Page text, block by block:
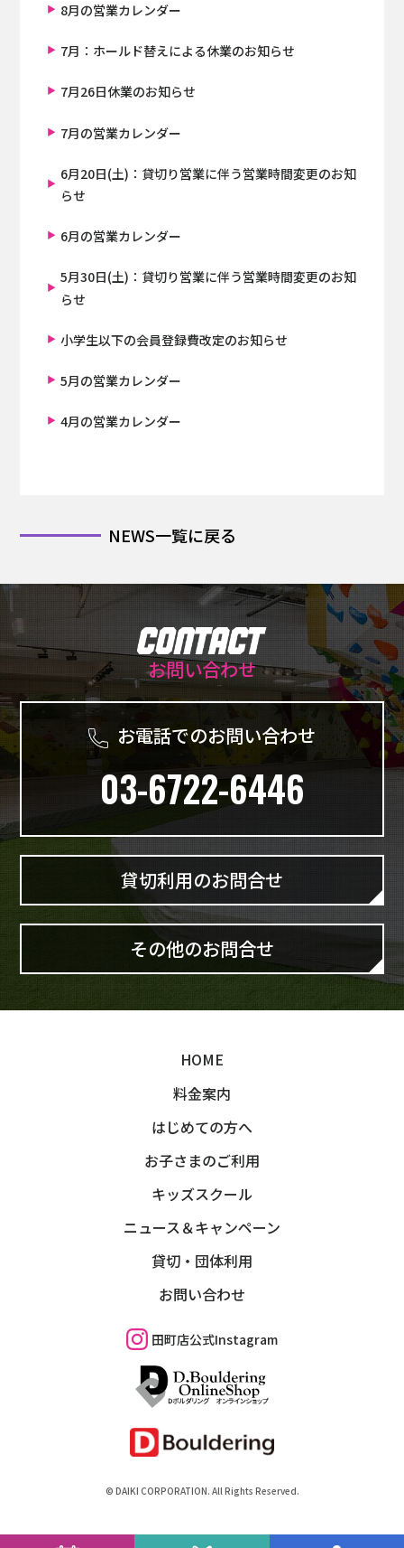
8月の営業カレンダー
7月：ホールド替えによる休業のお知らせ
7月26日休業のお知らせ
7月の営業カレンダー
6月20日(土)：貸切り営業に伴う営業時間変更のお知
らせ
6月の営業カレンダー
5月30日(土)：貸切り営業に伴う営業時間変更のお知
らせ
小学生以下の会員登録費改定のお知らせ
5月の営業カレンダー
4月の営業カレンダー
NEWS一覧に戻る
お問い合わせ
お電話でのお問い合わせ
03-6722-6446
貸切利用のお問合せ
その他のお問合せ
HOME
料金案内
はじめての方へ
お子さまのご利用
キッズスクール
ニュース＆キャンペーン
貸切・団体利用
お問い合わせ
田町店公式Instagram
©︎ DAIKI CORPORATION. All Rights Reserved.